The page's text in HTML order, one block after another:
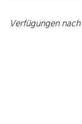
Verfügungen nach